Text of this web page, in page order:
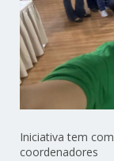
Iniciativa tem
coordenadores